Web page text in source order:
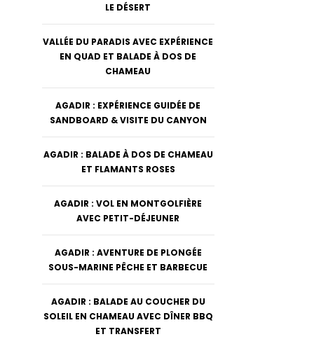
LE DÉSERT
VALLÉE DU PARADIS AVEC EXPÉRIENCE
EN QUAD ET BALADE À DOS DE
CHAMEAU
AGADIR : EXPÉRIENCE GUIDÉE DE
SANDBOARD & VISITE DU CANYON
AGADIR : BALADE À DOS DE CHAMEAU
ET FLAMANTS ROSES
AGADIR : VOL EN MONTGOLFIÈRE
AVEC PETIT-DÉJEUNER
AGADIR : AVENTURE DE PLONGÉE
SOUS-MARINE PÊCHE ET BARBECUE
AGADIR : BALADE AU COUCHER DU
SOLEIL EN CHAMEAU AVEC DÎNER BBQ
ET TRANSFERT